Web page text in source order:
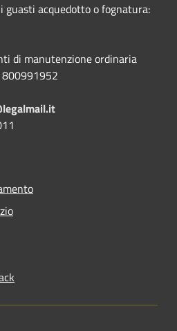
guasti acquedotto o fognatura:
di manutenzione ordinaria
800991952